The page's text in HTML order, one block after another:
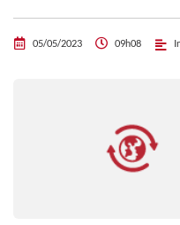
05/05/2023 09h08